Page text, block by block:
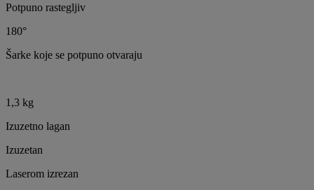
Potpuno rastegljiv
180°
Šarke koje se potpuno otvaraju
1,3 kg
Izuzetno lagan
Izuzetan
Laserom izrezan